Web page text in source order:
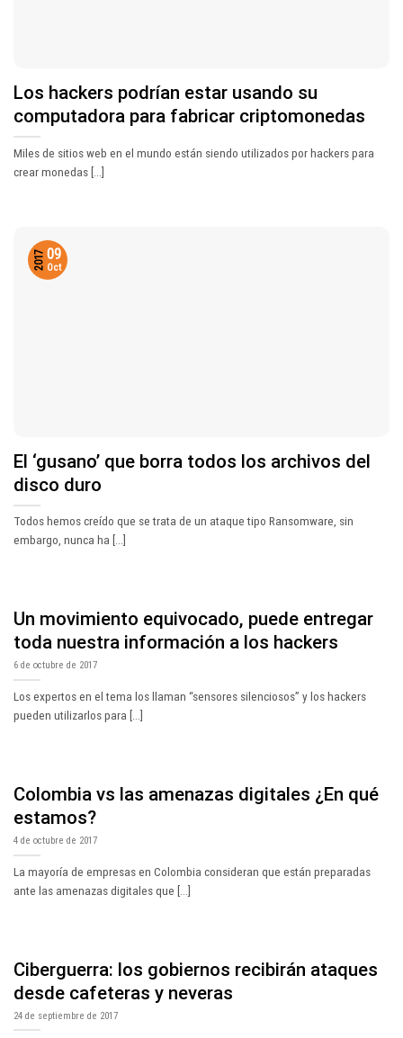
Los hackers podrían estar usando su
computadora para fabricar criptomonedas
Miles de sitios web en el mundo están siendo utilizados por hackers para
crear monedas [...]
El ‘gusano’ que borra todos los archivos del
disco duro
Todos hemos creído que se trata de un ataque tipo Ransomware, sin
embargo, nunca ha [...]
09
Oct
2017
Un movimiento equivocado, puede entregar
toda nuestra información a los hackers
6 de octubre de 2017
Los expertos en el tema los llaman “sensores silenciosos” y los hackers
pueden utilizarlos para [...]
Colombia vs las amenazas digitales ¿En qué
estamos?
4 de octubre de 2017
La mayoría de empresas en Colombia consideran que están preparadas
ante las amenazas digitales que [...]
Ciberguerra: los gobiernos recibirán ataques
desde cafeteras y neveras
24 de septiembre de 2017